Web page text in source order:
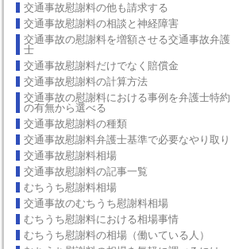
交通事故慰謝料の他も請求する
交通事故慰謝料の相談と神経障害
交通事故の慰謝料を増額させる交通事故弁護
士
交通事故慰謝料だけでなく賠償金
交通事故慰謝料の計算方法
交通事故の慰謝料における事例を弁護士特約
の有無から選べる
交通事故慰謝料の種類
交通事故慰謝料弁護士基準で必要なやり取り
交通事故慰謝料相場
交通事故慰謝料の記事一覧
むちうち慰謝料相場
交通事故のむちうち慰謝料相場
むちうち慰謝料における相場事情
むちうち慰謝料の相場（働いている人）